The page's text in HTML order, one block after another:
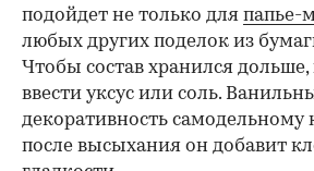
подойдет не только для папье-
любых других поделок из
Чтобы состав хранился
ввести уксус или соль.
декоративность самодельному
после высыхания он добавит